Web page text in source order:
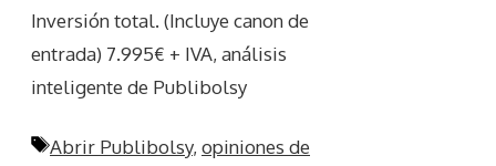
Inversión total. (Incluye canon de
entrada) 7.995€ + IVA, análisis
inteligente de Publibolsy
Etiquetas
Abrir Publibolsy, opiniones de